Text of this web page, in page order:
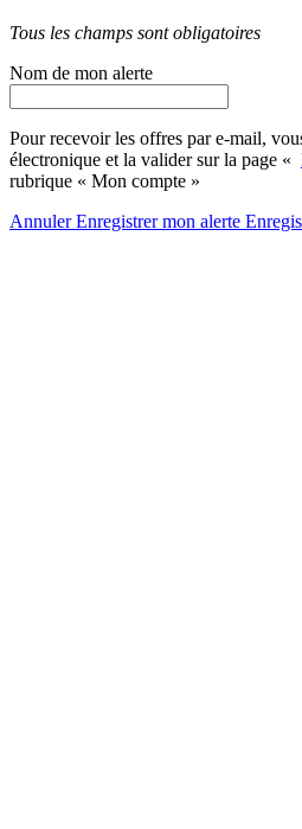
Tous les champs sont obligatoires
Nom de mon alerte
Pour recevoir les offres par e-mail,
électronique et la valider sur la page «
rubrique « Mon compte »
AnnulerEnregistrer mon alerte